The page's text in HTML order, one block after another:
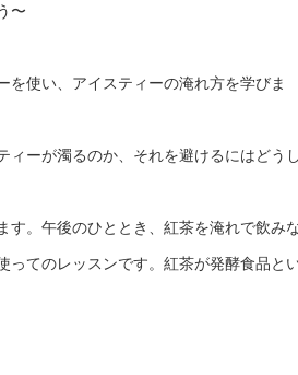
〜
を使い、アイスティーの淹れ方を学びま
ーが濁るのか、それを避けるにはどうし
す。午後のひととき、紅茶を淹れで飲み
ってのレッスンです。紅茶が発酵食品と